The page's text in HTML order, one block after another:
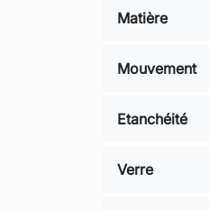
Matière
Mouvement
Etanchéité
Verre